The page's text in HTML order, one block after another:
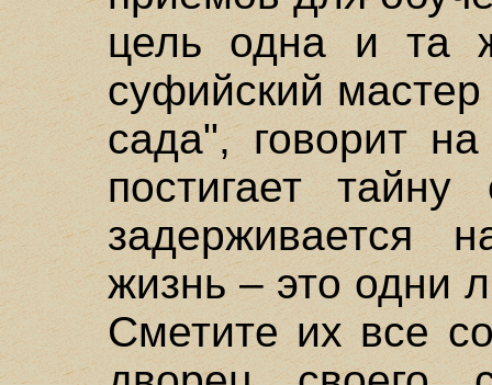
цель одна и та
суфийский мастер
сада", говорит
постигает
задерживается
жизнь – это одни
Сметите их все